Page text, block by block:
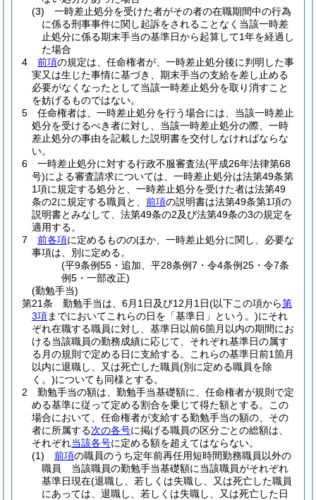
(3)
一時差止処分を受けた者がその者の在職期間中の行為
に係る刑事事件に関し起訴をされることなく当該一時差
止処分に係る期末手当の基準日から起算して1年を経過し
た場合
4
前項の規定は、任命権者が、一時差止処分後に判明した事
実又は生じた事情に基づき、期末手当の支給を差し止める
必要がなくなったとして当該一時差止処分を取り消すこと
を妨げるものではない。
5
任命権者は、一時差止処分を行う場合には、当該一時差止
処分を受けるべき者に対し、当該一時差止処分の際、一時
差止処分の事由を記載した説明書を交付しなければならな
い。
6
一時差止処分に対する行政不服審査法(平成26年法律第68
号)による審査請求については、一時差止処分は法第49条第
1項に規定する処分と、一時差止処分を受けた者は法第49
条の2に規定する職員と、 前項の説明書は法第49条第1項の
説明書とみなして、法第49条の2及び法第49条の3の規定を
適用する。
7
前各項に定めるもののほか、一時差止処分に関し、必要な
事項は、別に定める。
(平9条例55・追加、平28条例7・令4条例25・令7条
例5・一部改正)
(勤勉手当)
第21条
勤勉手当は、6月1日及び12月1日(以下この項から第
3項までにおいてこれらの日を「基準日」という。)にそれ
ぞれ在職する職員に対し、基準日以前6箇月以内の期間にお
ける当該職員の勤務成績に応じて、それぞれ基準日の属す
る月の規則で定める日に支給する。
これらの基準日前1箇月
以内に退職し、又は死亡した職員(別に定める職員を除
く。)についても同様とする。
2
勤勉手当の額は、勤勉手当基礎額に、任命権者が規則で定
める基準に従って定める割合を乗じて得た額とする。
この
場合において、任命権者が支給する勤勉手当の額の、その
者に所属する次の各号に掲げる職員の区分ごとの総額は、
それぞれ当該各号に定める額を超えてはならない。
(1)
前項の職員のうち定年前再任用短時間勤務職員以外の
職員 当該職員の勤勉手当基礎額に当該職員がそれぞれ
基準日現在(退職し、若しくは失職し、又は死亡した職員
にあっては、退職し、若しくは失職し、又は死亡した日